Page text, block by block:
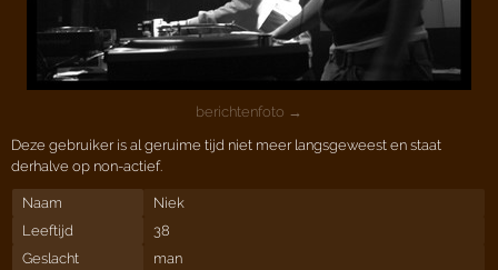
berichtenfoto →
Deze gebruiker is al geruime tijd niet meer langsgeweest en staat
derhalve op non-actief.
Naam
Niek
Leeftijd
38
Geslacht
man